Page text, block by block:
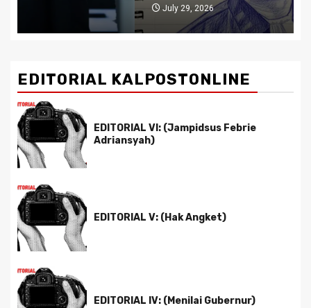
July 29, 2026
EDITORIAL KALPOSTONLINE
EDITORIAL VI: (Jampidsus Febrie
Adriansyah)
EDITORIAL V: (Hak Angket)
EDITORIAL IV: (Menilai Gubernur)